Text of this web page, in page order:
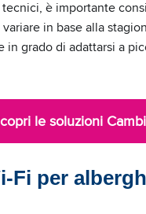
è importante
in base alla
in grado di adattarsi a
le soluzioni
Fi per